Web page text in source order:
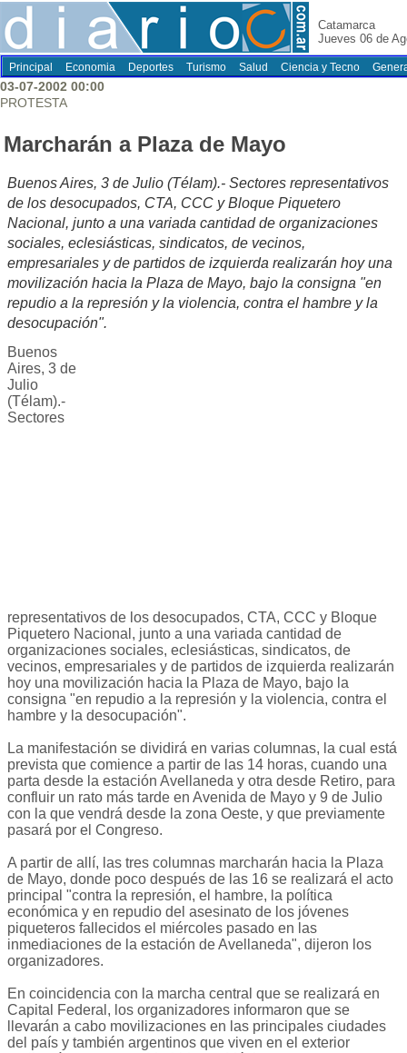
Catamarca
Jueves 06 de
Principal Economia Deportes Turismo Salud Ciencia y Tecno
03-07-2002 00:00
PROTESTA
Marcharán a Plaza de Mayo
Buenos Aires, 3 de Julio (Télam).- Sectores representativos
de los desocupados, CTA, CCC y Bloque Piquetero
Nacional, junto a una variada cantidad de organizaciones
sociales, eclesiásticas, sindicatos, de vecinos,
empresariales y de partidos de izquierda realizarán hoy una
movilización hacia la Plaza de Mayo, bajo la consigna "en
repudio a la represión y la violencia, contra el hambre y la
desocupación".
Buenos
Aires, 3 de
Julio
(Télam).-
Sectores
representativos de los desocupados, CTA, CCC y Bloque
Piquetero Nacional, junto a una variada cantidad de
organizaciones sociales, eclesiásticas, sindicatos, de
vecinos, empresariales y de partidos de izquierda realizarán
hoy una movilización hacia la Plaza de Mayo, bajo la
consigna "en repudio a la represión y la violencia, contra el
hambre y la desocupación".
La manifestación se dividirá en varias columnas, la cual está
prevista que comience a partir de las 14 horas, cuando una
parta desde la estación Avellaneda y otra desde Retiro, para
confluir un rato más tarde en Avenida de Mayo y 9 de Julio
con la que vendrá desde la zona Oeste, y que previamente
pasará por el Congreso.
A partir de allí, las tres columnas marcharán hacia la Plaza
de Mayo, donde poco después de las 16 se realizará el acto
principal "contra la represión, el hambre, la política
económica y en repudio del asesinato de los jóvenes
piqueteros fallecidos el miércoles pasado en las
inmediaciones de la estación de Avellaneda", dijeron los
organizadores.
En coincidencia con la marcha central que se realizará en
Capital Federal, los organizadores informaron que se
llevarán a cabo movilizaciones en las principales ciudades
del país y también argentinos que viven en el exterior